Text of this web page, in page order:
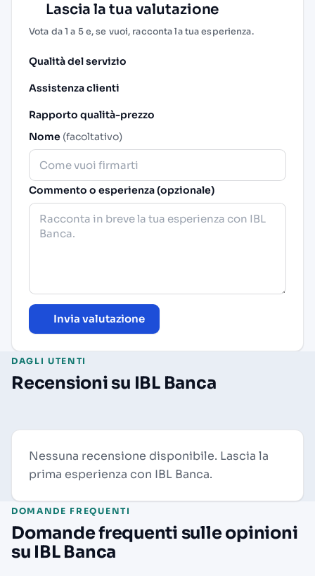
Lascia la tua valutazione
Vota da 1 a 5 e, se vuoi, racconta la tua esperienza.
Qualità del servizio
Assistenza clienti
Rapporto qualità-prezzo
Nome (facoltativo)
Commento o esperienza (opzionale)
Invia valutazione
DAGLI UTENTI
Recensioni su IBL Banca
Nessuna recensione disponibile. Lascia la
prima esperienza con IBL Banca.
DOMANDE FREQUENTI
Domande frequenti sulle opinioni
su IBL Banca